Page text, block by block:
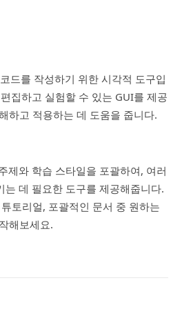
드를 작성하기 위한 시각적 도구입
집하고 실험할 수 있는 GUI를 제공
하고 적용하는 데 도움을 줍니다.
제와 학습 스타일을 포괄하여, 여러
는 데 필요한 도구를 제공해줍니다.
토리얼, 포괄적인 문서 중 원하는
해보세요.